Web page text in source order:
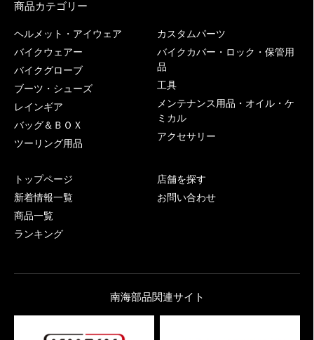
商品カテゴリー
ヘルメット・アイウェア
バイクウェアー
バイクグローブ
ブーツ・シューズ
レインギア
バッグ＆ＢＯＸ
ツーリング用品
カスタムパーツ
バイクカバー・ロック・保管用
品
工具
メンテナンス用品・オイル・ケ
ミカル
アクセサリー
トップページ
新着情報一覧
商品一覧
ランキング
店舗を探す
お問い合わせ
南海部品関連サイト